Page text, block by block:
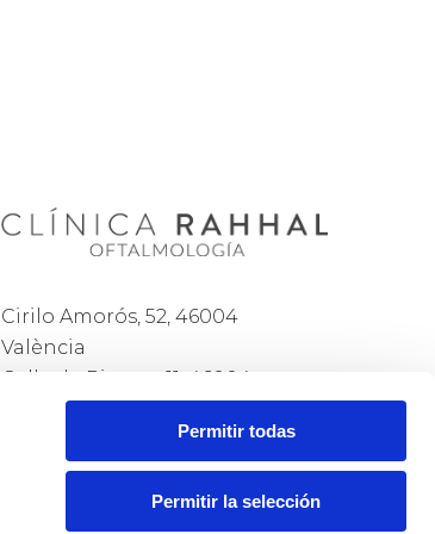
Permitir todas
Permitir la selección
Cirilo Amorós, 52, 46004
València
Calle de Pizarro, 11, 46004
València
citas@rahhal.com